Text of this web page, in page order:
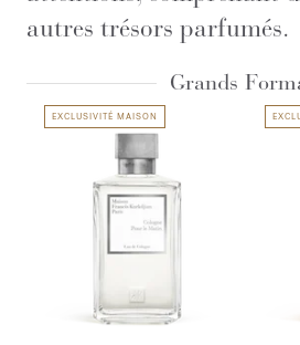
autres trésors parfumés.
Grands
EXCLUSIVITÉ MAISON